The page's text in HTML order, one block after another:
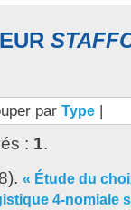
par Type |
: 1.
« Étude du
4-nomiale